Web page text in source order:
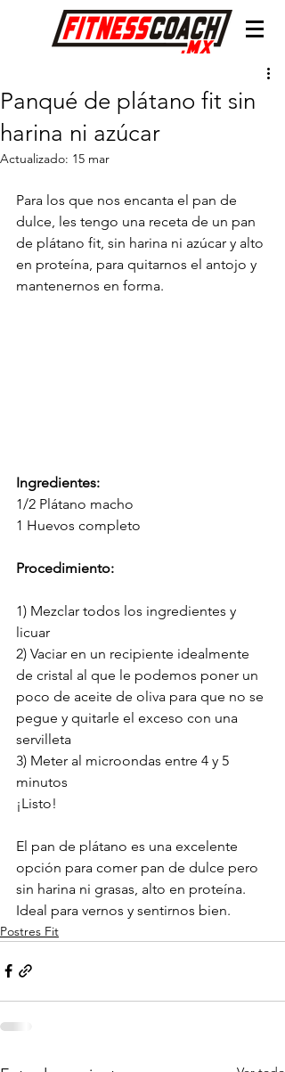
Panqué de plátano fit sin
harina ni azúcar
Actualizado: 15 mar
Para los que nos encanta el pan de
dulce, les tengo una receta de un pan
de plátano fit, sin harina ni azúcar y alto
en proteína, para quitarnos el antojo y
mantenernos en forma.
Ingredientes:
1/2 Plátano macho
1 Huevos completo
Procedimiento:
1) Mezclar todos los ingredientes y
licuar
2) Vaciar en un recipiente idealmente
de cristal al que le podemos poner un
poco de aceite de oliva para que no se
pegue y quitarle el exceso con una
servilleta
3) Meter al microondas entre 4 y 5
minutos
¡Listo!
El pan de plátano es una excelente
opción para comer pan de dulce pero
sin harina ni grasas, alto en proteína.
Ideal para vernos y sentirnos bien.
Postres Fit